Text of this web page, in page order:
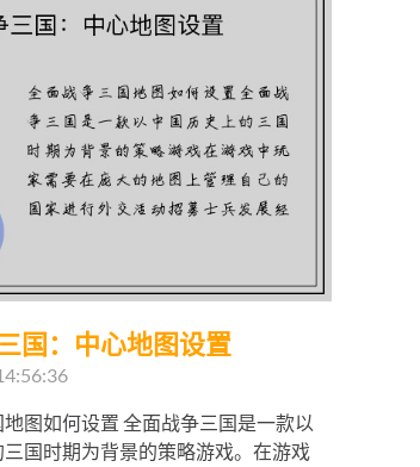
国：中心地图设置
图如何设置 全面战争三国是一款以
国时期为背景的策略游戏。在游戏